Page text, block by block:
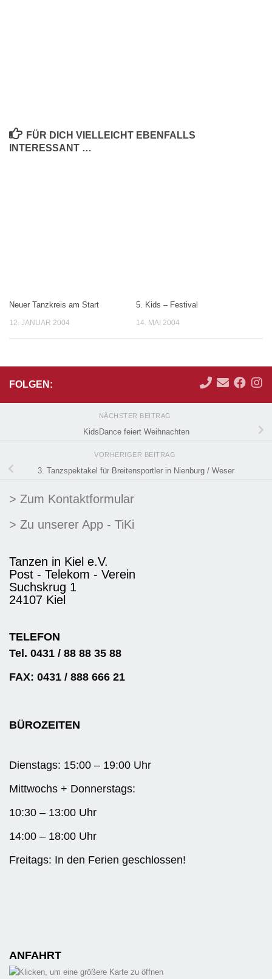
FÜR DICH VIELLEICHT EBENFALLS
INTERESSANT …
Neuer Tanzkreis am Start
12. JANUAR 2004
5. Kids – Festival
14. MAI 2004
FOLGEN:
NÄCHSTER BEITRAG
KidsDance feiert Weihnachten
VORHERIGER BEITRAG
3. Tanzspektakel für Breitensportler in Nienburg / Weser
> Zum Kontaktformular
> Zu unserer App - TiKi
Tanzen in Kiel e.V.
Post - Telekom - Verein
Suchskrug 1
24107 Kiel
TELEFON
Tel. 0431 / 88 88 35 88
FAX: 0431 / 888 666 21
BÜROZEITEN
Dienstags: 15:00 – 19:00 Uhr
Mittwochs + Donnerstags:
10:30 – 13:00 Uhr
14:00 – 18:00 Uhr
Freitags: In den Ferien geschlossen!
ANFAHRT